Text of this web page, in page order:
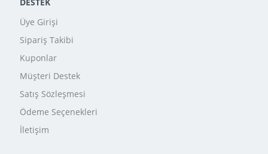
Üye Girişi
Sipariş Takibi
Kuponlar
Müşteri Destek
Satış Sözleşmesi
Ödeme Seçenekleri
İletişim